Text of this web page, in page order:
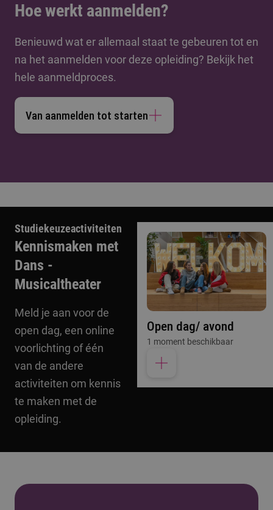
Hoe werkt aanmelden?
Benieuwd wat er allemaal staat te gebeuren tot en
na het aanmelden voor deze opleiding? Bekijk het
hele aanmeldproces.
Van aanmelden tot starten
Studiekeuzeactiviteiten
Kennismaken met
Dans -
Musicaltheater
Meld je aan voor de
open dag, een online
voorlichting of één
van de andere
activiteiten om kennis
te maken met de
opleiding.
Open dag/ avond
1 moment beschikbaar